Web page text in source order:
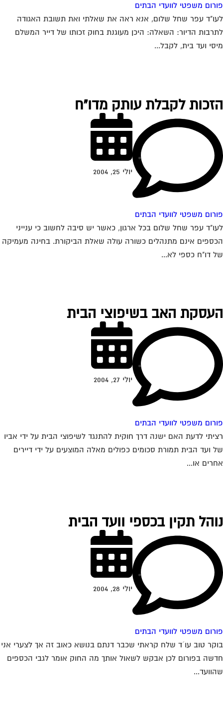
משפטי לוועדי הבתים
עפר שחל שלום, אנא ראה את שאלתי ואת תשובת האגודה
הדיור: השאלה: היכן מעוגנת בחוק זכותו של דייר המשלם
ועד בית, לקבל...
לקבלת עותק מדו"ח
משפטי לוועדי הבתים
יולי 25, 2004
עפר שחל שלום בכל ארגון, כאשר יש סיבה לחשוב כי ענייני
אינם מתנהלים כשורה עולה שאלת הביקורת. בחינה מעמיקה
דו"ח כספי לא...
האב בשיפוצי הבית
משפטי לוועדי הבתים
יולי 27, 2004
לדעת האם ישנה דרך חוקית להתנגד לשיפוצי הבית על ידי אביו
ועד הבית תמורת סכומים כפולים מאלה המוצעים על ידי דיירים
או...
תקין בכספי וועד הבית
משפטי לוועדי הבתים
יולי 28, 2004
טוב עו´ד שלח קראתי שכבר דנתם בנושא כאוב זה אך לצערי אני
בפורום לכן אבקש לשאול אותך מה החוק אומר לגבי הכספים